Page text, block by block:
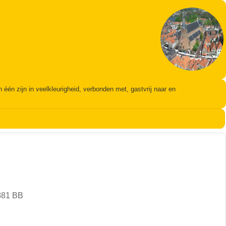
zijn in veelkleurigheid, verbonden met, gastvrij naar en
BB